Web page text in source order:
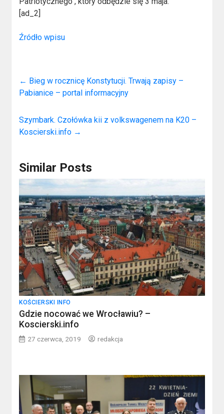
[ad_2]
Źródło wpisu
← Bieg w rocznicę Konstytucji. Trwają zapisy –
Pabianice – portal informacyjny
Szymbark. Czołówka kii z volkswagenem na K20 –
Koscierski.info →
Similar Posts
KOŚCIERSKI INFO
Gdzie nocować we Wrocławiu? –
Koscierski.info
27 czerwca, 2019 redakcja